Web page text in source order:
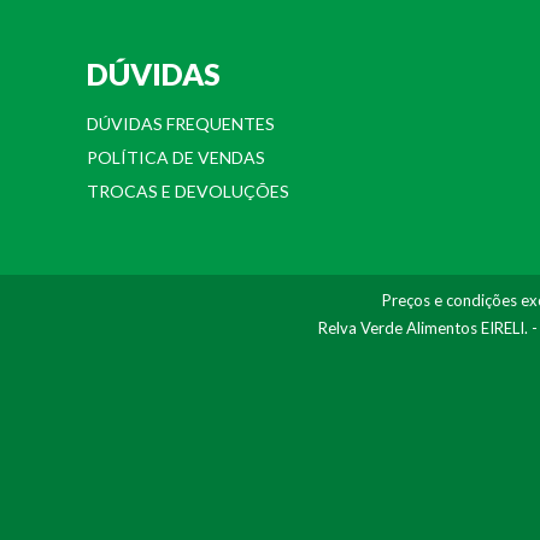
DÚVIDAS
DÚVIDAS FREQUENTES
POLÍTICA DE VENDAS
TROCAS E DEVOLUÇÕES
Preços e condições
Relva Verde Alimentos